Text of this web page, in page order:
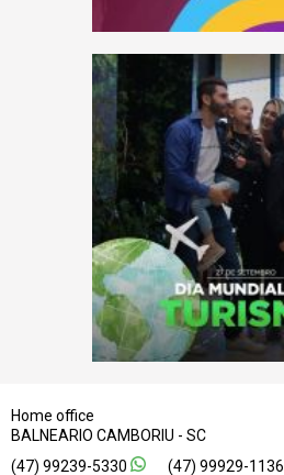
Home office
BALNEARIO CAMBORIU
SC
47 99239-5330 47 99929-1136